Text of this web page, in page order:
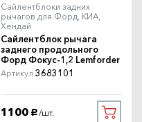
Сайлентблоки задних
рычагов для Форд, КИА,
Хендай
Сайлентблок рычага
заднего продольного
Форд Фокус-1,2 Lemforder
Артикул 3683101
1100 руб. /шт.